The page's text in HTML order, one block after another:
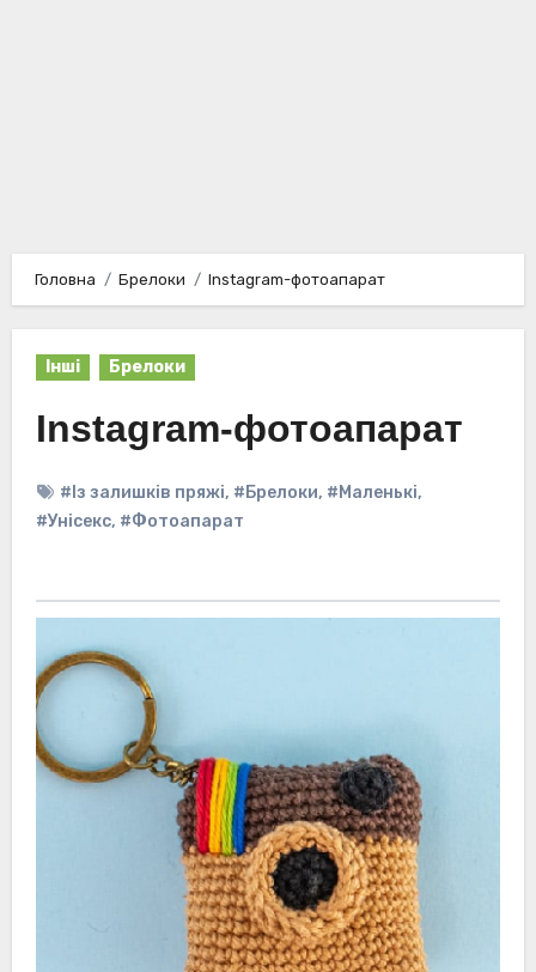
Головна Брелоки Instagram-фотоапарат
Інші Брелоки
Instagram-фотоапарат
#Із залишків пряжі, #Брелоки, #Маленькі,
#Унісекс, #Фотоапарат